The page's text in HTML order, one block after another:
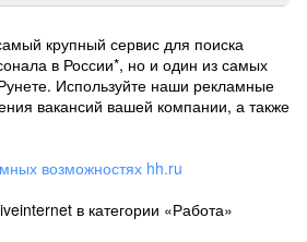
крупный сервис для поиска
в России*, но и один из самых
Используйте наши рекламные
вакансий вашей компании, а также
возможностях hh.ru
в категории «Работа»